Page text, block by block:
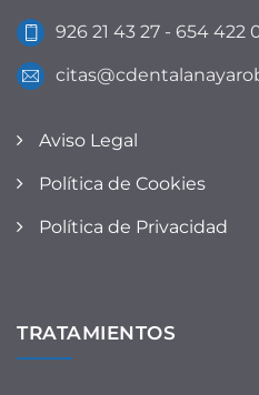
926 21 43 27 - 654 422
Aviso Legal
Política de Cookies
Política de Privacidad
TRATAMIENTOS